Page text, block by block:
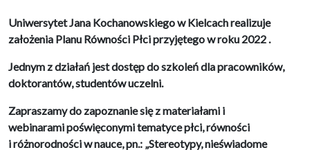
Uniwersytet Jana Kochanowskiego w Kielcach realizuje
założenia Planu Równości Płci przyjętego w roku 2022 .
Jednym z działań jest dostęp do szkoleń dla pracowników,
doktorantów, studentów uczelni.
Zapraszamy do zapoznanie się z materiałami i
webinarami poświęconymi tematyce płci, równości
i różnorodności w nauce, pn.: „Stereotypy, nieświadome